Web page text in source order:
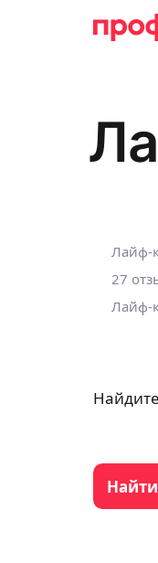
Лайф-
27
Лайф-